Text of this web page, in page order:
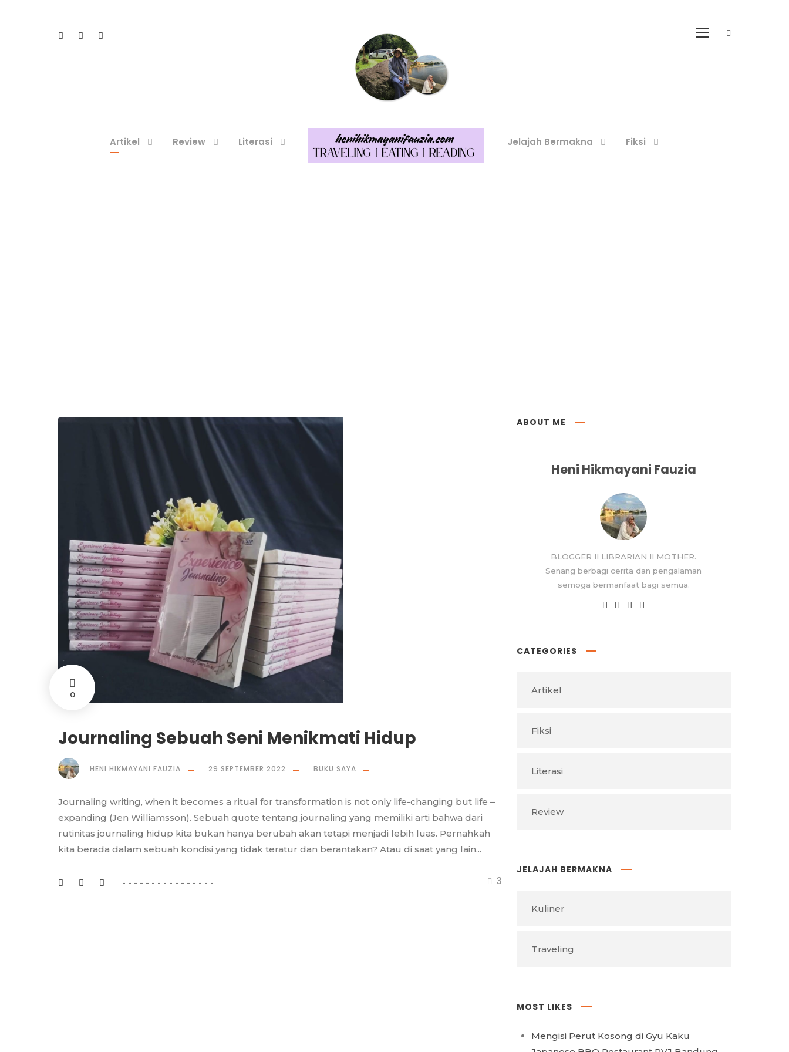
Artikel Review Literasi Jelajah Bermakna Fiksi
0
Journaling Sebuah Seni Menikmati Hidup
3
HENI HIKMAYANI FAUZIA 29 SEPTEMBER 2022 BUKU SAYA
Journaling writing, when it becomes a ritual for transformation is not only life-changing but life –
expanding (Jen Williamsson). Sebuah quote tentang journaling yang memiliki arti bahwa dari
rutinitas journaling hidup kita bukan hanya berubah akan tetapi menjadi lebih luas. Pernahkah
kita berada dalam sebuah kondisi yang tidak teratur dan berantakan? Atau di saat yang lain...
ABOUT ME
Heni Hikmayani Fauzia
BLOGGER II LIBRARIAN II MOTHER.
Senang berbagi cerita dan pengalaman
semoga bermanfaat bagi semua.
CATEGORIES
Artikel
Fiksi
Literasi
Review
JELAJAH BERMAKNA
Kuliner
Traveling
MOST LIKES
Mengisi Perut Kosong di Gyu Kaku